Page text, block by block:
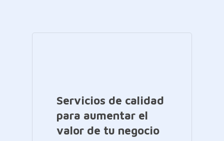
Servicios de calidad
para aumentar el
valor de tu negocio